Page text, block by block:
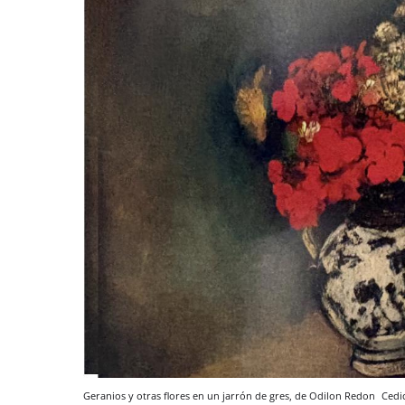
Geranios y otras flores en un jarrón de gres, de Odilon Redon